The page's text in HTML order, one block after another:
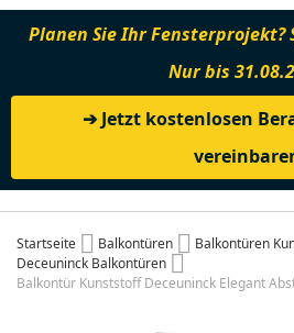
Planen Sie Ihr Fensterprojekt?
Nur bis
➔ Jetzt kostenlosen
Startseite Balkontüren
Balkontüren
Deceuninck Balkontüren
Balkontür Kunststoff Deceuninck Elegant